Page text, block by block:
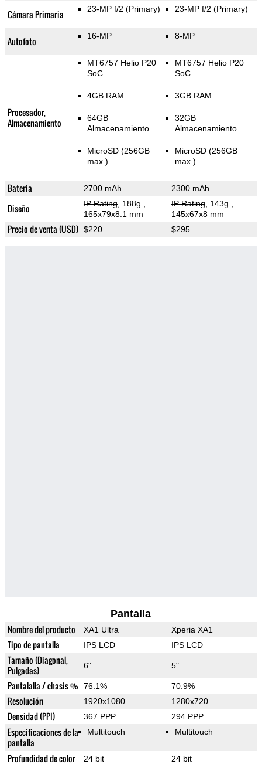
Cámara Primaria 23-MP f/2 (Primary) 23-MP f/2 (Primary)
Autofoto 16-MP 8-MP
Procesador,
Almacenamiento
MT6757 Helio P20
SoC
4GB RAM
64GB
Almacenamiento
MicroSD (256GB
max.)
MT6757 Helio P20
SoC
3GB RAM
32GB
Almacenamiento
MicroSD (256GB
max.)
Bateria 2700 mAh 2300 mAh
Diseño IP Rating, 188g
165x79x8.1 mm
IP Rating, 143g
145x67x8 mm
Precio de venta (USD) $220 $295
Pantalla
Nombre del producto XA1 Ultra Xperia XA1
Tipo de pantalla IPS LCD IPS LCD
Tamaño (Diagonal,
Pulgadas)
6" 5"
Pantalalla / chasis % 76.1% 70.9%
Resolución 1920x1080 1280x720
Densidad (PPI) 367 PPP 294 PPP
Especificaciones de la
pantalla
Multitouch Multitouch
Profundidad de color 24 bit 24 bit